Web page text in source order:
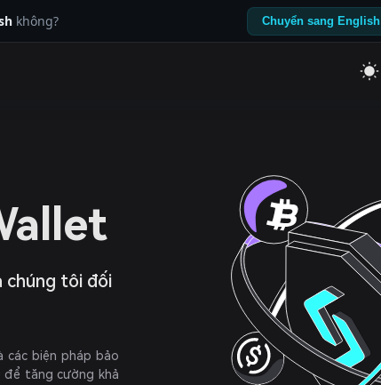
không? Chuyển sang English
chúng tôi đối
các biện pháp bảo
để tăng cường khả